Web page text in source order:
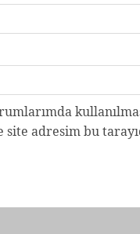
site adresim bu